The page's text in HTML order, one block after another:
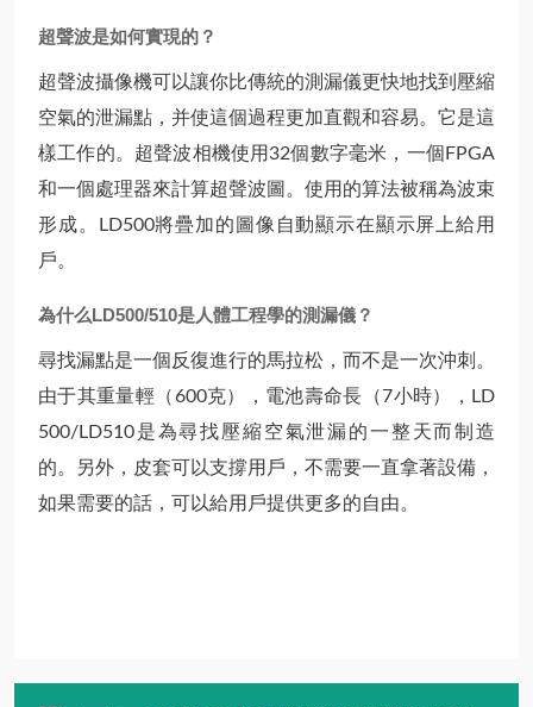
超聲波是如何實現的？
超聲波攝像機可以讓你比傳統的測漏儀更快地找到壓縮
空氣的泄漏點，并使這個過程更加直觀和容易。它是這
樣工作的。超聲波相機使用32個數字毫米，一個FPGA
和一個處理器來計算超聲波圖。使用的算法被稱為波束
形成。LD500將疊加的圖像自動顯示在顯示屏上給用
戶。
為什么LD500/510是人體工程學的測漏儀？
尋找漏點是一個反復進行的馬拉松，而不是一次沖刺。
由于其重量輕（600克），電池壽命長（7小時），LD
500/LD510是為尋找壓縮空氣泄漏的一整天而制造
的。另外，皮套可以支撐用戶，不需要一直拿著設備，
如果需要的話，可以給用戶提供更多的自由。